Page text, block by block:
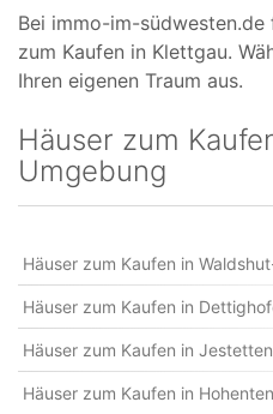
Bei immo-im-südwesten.de
zum Kaufen in Klettgau.
Ihren eigenen Traum aus.
Häuser zum
Umgebung
Häuser zum Kaufen in
Häuser zum Kaufen in
Häuser zum Kaufen in Jestetten
Häuser zum Kaufen in